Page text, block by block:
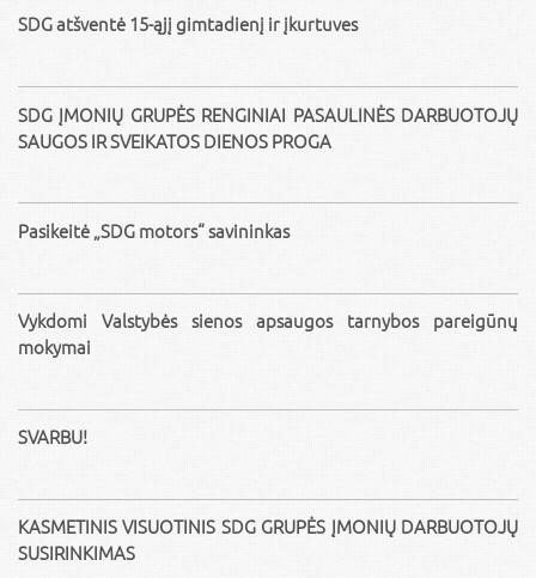
SDG atšventė 15-ąjį gimtadienį ir įkurtuves
SDG ĮMONIŲ GRUPĖS RENGINIAI PASAULINĖS DARBUOTOJŲ
SAUGOS IR SVEIKATOS DIENOS PROGA
Pasikeitė „SDG motors“ savininkas
Vykdomi Valstybės sienos apsaugos tarnybos pareigūnų
mokymai
SVARBU!
KASMETINIS VISUOTINIS SDG GRUPĖS ĮMONIŲ DARBUOTOJŲ
SUSIRINKIMAS